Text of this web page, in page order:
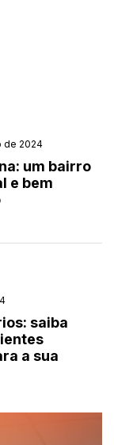
de 2024
um bairro
e bem
saiba
a sua